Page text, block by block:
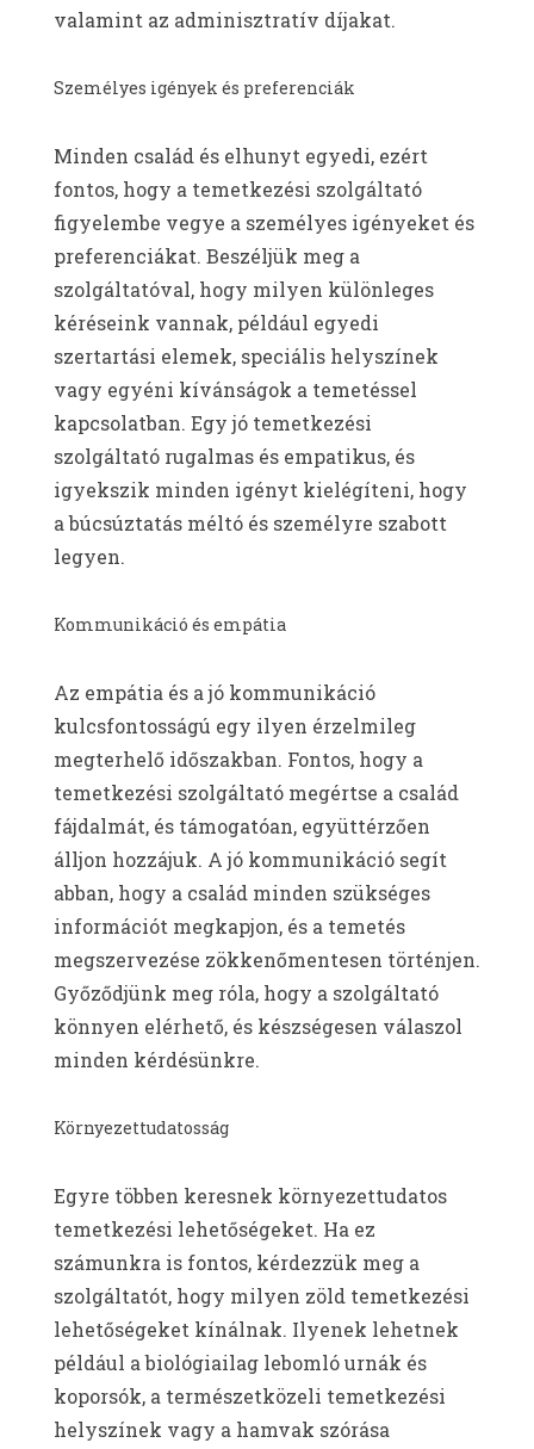
valamint az adminisztratív díjakat.
Személyes igények és preferenciák
Minden család és elhunyt egyedi, ezért
fontos, hogy a temetkezési szolgáltató
figyelembe vegye a személyes igényeket és
preferenciákat. Beszéljük meg a
szolgáltatóval, hogy milyen különleges
kéréseink vannak, például egyedi
szertartási elemek, speciális helyszínek
vagy egyéni kívánságok a temetéssel
kapcsolatban. Egy jó temetkezési
szolgáltató rugalmas és empatikus, és
igyekszik minden igényt kielégíteni, hogy
a búcsúztatás méltó és személyre szabott
legyen.
Kommunikáció és empátia
Az empátia és a jó kommunikáció
kulcsfontosságú egy ilyen érzelmileg
megterhelő időszakban. Fontos, hogy a
temetkezési szolgáltató megértse a család
fájdalmát, és támogatóan, együttérzően
álljon hozzájuk. A jó kommunikáció segít
abban, hogy a család minden szükséges
információt megkapjon, és a temetés
megszervezése zökkenőmentesen történjen.
Győződjünk meg róla, hogy a szolgáltató
könnyen elérhető, és készségesen válaszol
minden kérdésünkre.
Környezettudatosság
Egyre többen keresnek környezettudatos
temetkezési lehetőségeket. Ha ez
számunkra is fontos, kérdezzük meg a
szolgáltatót, hogy milyen zöld temetkezési
lehetőségeket kínálnak. Ilyenek lehetnek
például a biológiailag lebomló urnák és
koporsók, a természetközeli temetkezési
helyszínek vagy a hamvak szórása